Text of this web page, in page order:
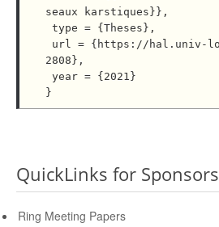
seaux karstiques}},
2808},
QuickLinks for Sponsors
Ring Meeting Papers